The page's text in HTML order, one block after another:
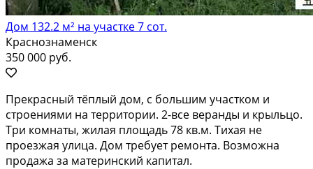
Дом 132.2 м² на участке 7 сот.
Краснознаменск
350 000 руб.
Прекрасный тёплый дом, с большим участком и
строениями на территории. 2-все веранды и крыльцо.
Три комнаты, жилая площадь 78 кв.м. Тихая не
проезжая улица. Дом требует ремонта. Возможна
продажа за материнский капитал.